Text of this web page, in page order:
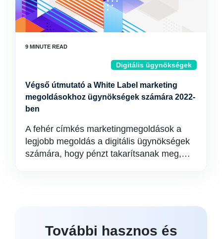
Digitális ügynökségek
Végső útmutató a White Label marketing
megoldásokhoz ügynökségek számára 2022-
ben
A fehér címkés marketingmegoldások a
legjobb megoldás a digitális ügynökségek
számára, hogy pénzt takarítsanak meg,…
További hasznos és